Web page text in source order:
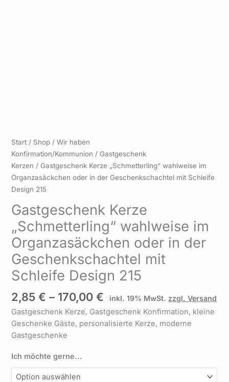
Start / Shop /Wir haben
Konfirmation/Kommunion / Gastgeschenk
Kerzen / Gastgeschenk Kerze „Schmetterling“ wahlweise im
Organzasäckchen oder in der Geschenkschachtel mit Schleife
Design 215
Gastgeschenk Kerze
„Schmetterling“ wahlweise im
Organzasäckchen oder in der
Geschenkschachtel mit
Schleife Design 215
2,85€ – 170,00€
2,85 €
bis
170,00 €
inkl. 19% MwSt. zzgl. Versand
Gastgeschenk Kerze, Gastgeschenk Konfirmation, kleine
Geschenke Gäste, personalisierte Kerze, moderne
Gastgeschenke
Ich möchte gerne...
Gastgeschenk
Kerze
"Schmetterling"
wahlweise
im
oder
der
Geschenkschachtel
mit
Schleife
Design
215
Menge